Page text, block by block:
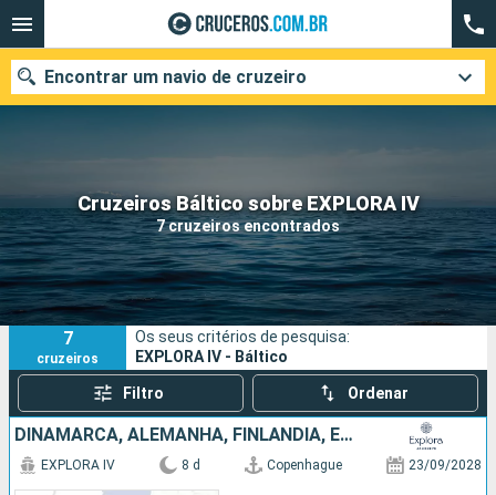
Cruzeiros Báltico sobre EXPLORA IV
7 cruzeiros encontrados
Encontrar um navio de cruzeiro
Quando ir?
Data de partida
Cidades Companhias
Pesquisar
7
cruzeiros
Os seus critérios de pesquisa:
EXPLORA IV - Báltico
Filtro Ordenar
DINAMARCA, ALEMANHA, FINLÃNDIA, ESTÃNIA, SUÃCIA
EXPLORA IV 8 d Copenhague 23/09/2028